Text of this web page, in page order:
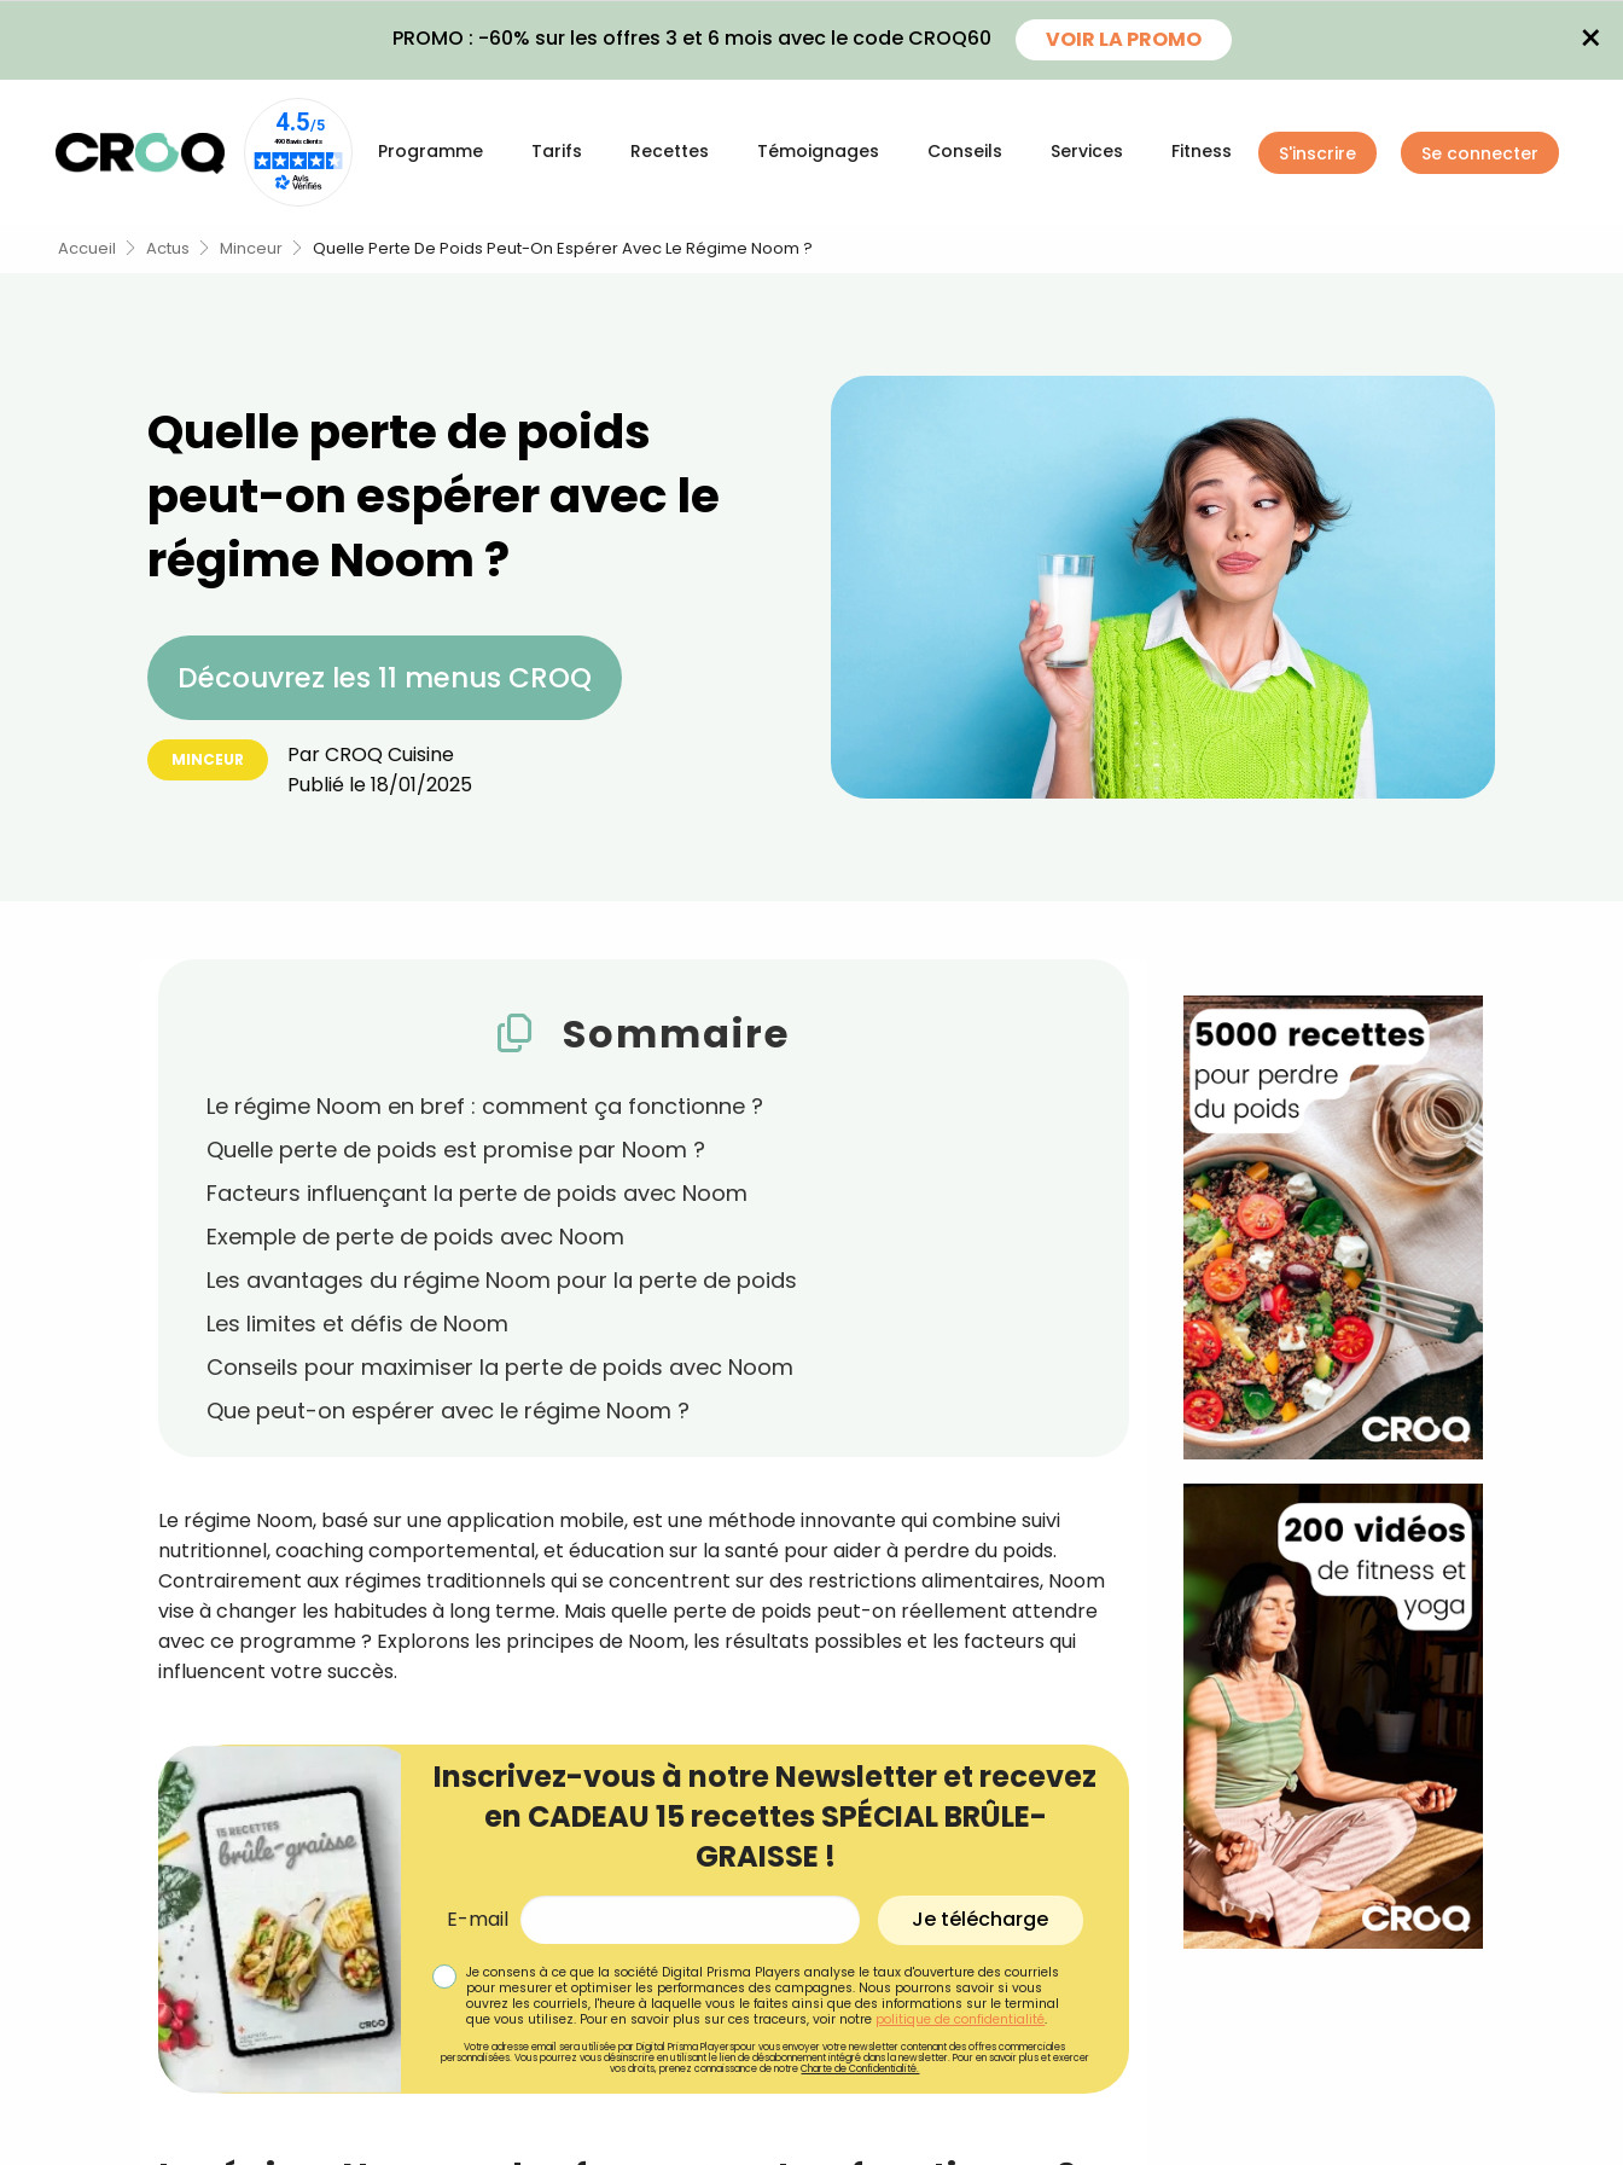
PROMO : -60% sur les offres 3 et 6 mois avec le code CROQ60 VOIR LA PROMO ×
Programme Tarifs Recettes Témoignages Conseils Services Fitness S'inscrire Se connecter
Accueil Actus Minceur Quelle Perte De Poids Peut-On Espérer Avec Le Régime Noom ?
Quelle perte de poids
peut-on espérer avec le
régime Noom ?
Découvrez les 11 menus CROQ
MINCEUR ParCROQ Cuisine
Publié le18/01/2025
Sommaire
Le régime Noom en bref : comment ça fonctionne ?
Quelle perte de poids est promise par Noom ?
Facteurs influençant la perte de poids avec Noom
Exemple de perte de poids avec Noom
Les avantages du régime Noom pour la perte de poids
Les limites et défis de Noom
Conseils pour maximiser la perte de poids avec Noom
Que peut-on espérer avec le régime Noom ?
Le régime Noom, basé sur une application mobile, est une méthode innovante qui combine suivi
nutritionnel, coaching comportemental, et éducation sur la santé pour aider à perdre du poids.
Contrairement aux régimes traditionnels qui se concentrent sur des restrictions alimentaires, Noom
vise à changer les habitudes à long terme. Mais quelle perte de poids peut-on réellement attendre
avec ce programme ? Explorons les principes de Noom, les résultats possibles et les facteurs qui
influencent votre succès.
Inscrivez-vous à notre Newsletter et recevez
en CADEAU 15 recettes SPÉCIAL BRÛLE-
GRAISSE !
E-mail Je télécharge
Je consens à ce que la société Digital Prisma Players analyse le taux d'ouverture des courriels
pour mesurer et optimiser les performances des campagnes. Nous pourrons savoir si vous
ouvrez les courriels, l'heure à laquelle vous le faites ainsi que des informations sur le terminal
que vous utilisez. Pour en savoir plus sur ces traceurs, voir notre politique de confidentialité.
Votre adresse email sera utilisée par Digital Prisma Playerspour vous envoyer votre newsletter contenant des offres commerciales
personnalisées. Vous pourrez vous désinscrire en utilisant le lien de désabonnement intégré dans la newsletter. Pour en savoir plus et exercer
vos droits, prenez connaissance de notreCharte de Confidentialité.
Recevez gratuitement 180
recettes inédites de CROQ
!
Ainsi que la newsletter promotionnelle de